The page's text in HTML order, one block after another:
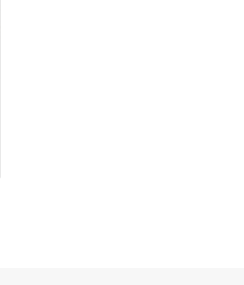
たと彼女の関係やあなたの性格、状況を踏ま
解決します！
女の気持ちがわからない…」
、ぜひご相談ください！